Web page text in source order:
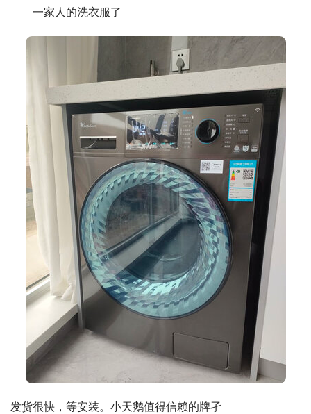
一家人的洗衣服了
发货很快，等安装。小天鹅值得信赖的牌孑